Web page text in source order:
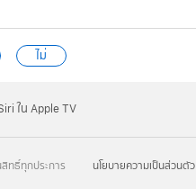
ไม่
ใน Apple TV
ทธิ์ทุกประการ นโยบายความเป็นส่วนตัว